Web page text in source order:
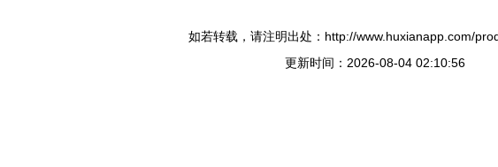
如若转载，请注明出处：http://www.huxianapp.com/
更新时间：2026-08-04 02:10:56